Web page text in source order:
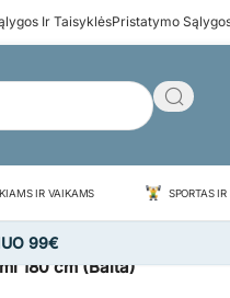
Ir TaisyklėsPristatymo
IR VAIKAMS SPORTAS
99€
180 cm (Balta)